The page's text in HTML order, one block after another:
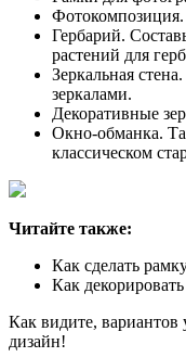
Фотокомпозиция.
Гербарий.
растений для
Зеркальная
зеркалами.
Декоративные
Окно-обманка.
классическом
Читайте также:
Как сделать
Как
Как видите,
дизайн!